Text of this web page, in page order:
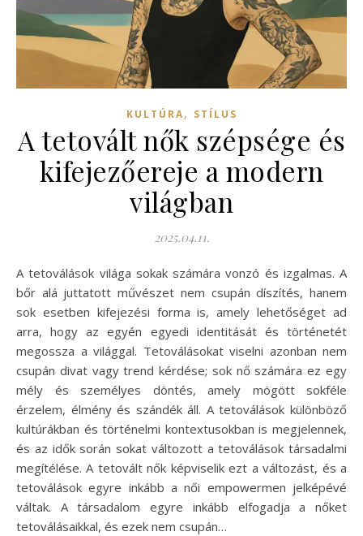
KULTÚRA, STÍLUS
A tetovált nők szépsége és
kifejezőereje a modern
világban
2025.04.11.
A tetoválások világa sokak számára vonzó és izgalmas. A
bőr alá juttatott művészet nem csupán díszítés, hanem
sok esetben kifejezési forma is, amely lehetőséget ad
arra, hogy az egyén egyedi identitását és történetét
megossza a világgal. Tetoválásokat viselni azonban nem
csupán divat vagy trend kérdése; sok nő számára ez egy
mély és személyes döntés, amely mögött sokféle
érzelem, élmény és szándék áll. A tetoválások különböző
kultúrákban és történelmi kontextusokban is megjelennek,
és az idők során sokat változott a tetoválások társadalmi
megítélése. A tetovált nők képviselik ezt a változást, és a
tetoválások egyre inkább a női empowermen jelképévé
váltak. A társadalom egyre inkább elfogadja a nőket
tetoválásaikkal, és ezek nem csupán…